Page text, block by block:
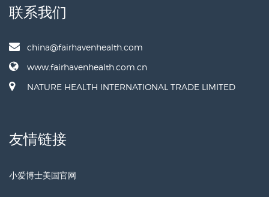
联系我们
china@fairhavenhealth.com
www.fairhavenhealth.com.cn
NATURE HEALTH INTERNATIONAL TRADE LIMITED
友情链接
小爱博士美国官网